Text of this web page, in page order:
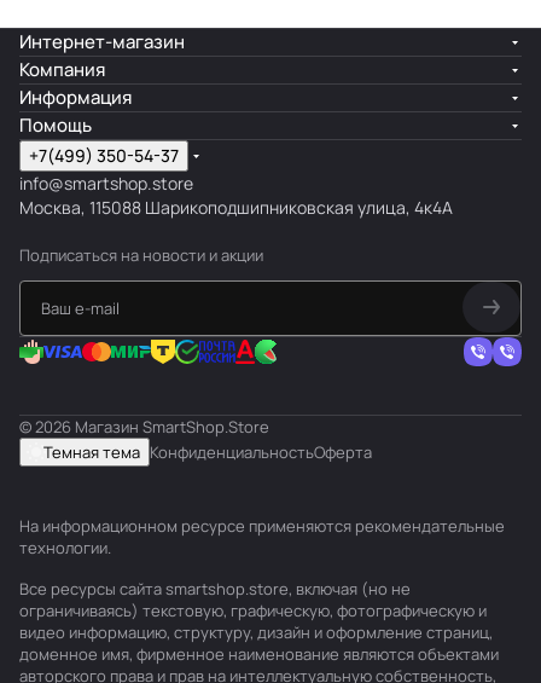
Интернет-магазин
Компания
Информация
Помощь
+7(499) 350-54-37
info@smartshop.store
Москва, 115088 Шарикоподшипниковская улица, 4к4А
Подписаться на новости и акции
© 2026 Магазин SmartShop.Store
Темная тема КонфиденциальностьОферта
На информационном ресурсе применяются рекомендательные
технологии.
Все ресурсы сайта smartshop.store, включая (но не
ограничиваясь) текстовую, графическую, фотографическую и
видео информацию, структуру, дизайн и оформление страниц,
доменное имя, фирменное наименование являются объектами
авторского права и прав на интеллектуальную собственность,